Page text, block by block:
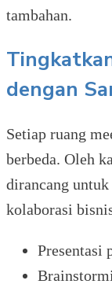
tambahan.
dengan
Setiap ruang
berbeda. Oleh
dirancang
kolaborasi
Presentasi